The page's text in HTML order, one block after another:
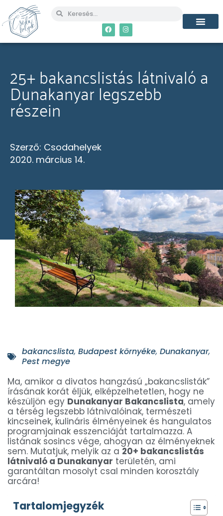
25+ bakancslistás látnivaló a
Dunakanyar legszebb
részein
Szerző: Csodahelyek
2020. március 14.
bakancslista, Budapest környéke, Dunakanyar,
Pest megye
Ma, amikor a divatos hangzású „bakancslisták”
írásának korát éljük, elképzelhetetlen, hogy ne
készüljön egy Dunakanyar Bakancslista, amely
a térség legszebb látnivalóinak, természeti
kincseinek, kulináris élményeinek és hangulatos
programjainak esszenciáját tartalmazza. A
listának sosincs vége, ahogyan az élményeknek
sem. Mutatjuk, melyik az a 20+ bakancslistás
látnivaló a Dunakanyar területén, ami
garantáltan mosolyt csal minden korosztály
arcára!
Tartalomjegyzék